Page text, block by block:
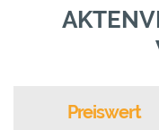
Preiswert